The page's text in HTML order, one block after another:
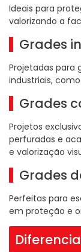
Ideais para
valorizando a
Grades
Projetadas para
industriais,
Grades
Projetos
perfuradas e
e valorização
Grades
Perfeitas para
em proteção e